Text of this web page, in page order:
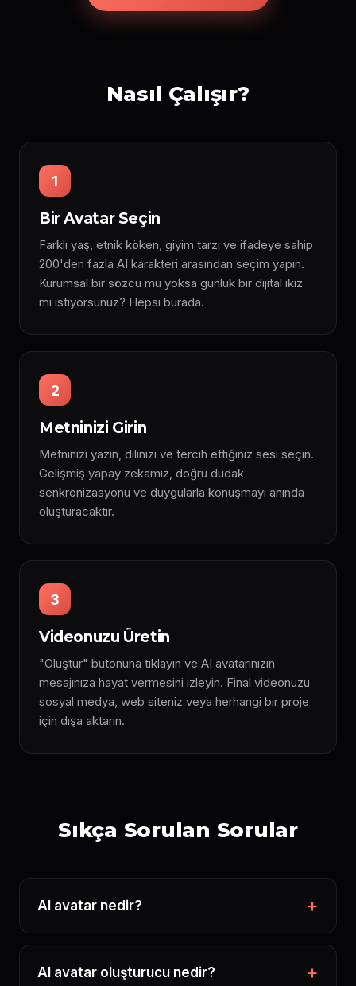
Nasıl Çalışır?
1
Bir Avatar Seçin
Farklı yaş, etnik köken, giyim tarzı ve ifadeye sahip
200'den fazla AI karakteri arasından seçim yapın.
Kurumsal bir sözcü mü yoksa günlük bir dijital ikiz
mi istiyorsunuz? Hepsi burada.
2
Metninizi Girin
Metninizi yazın, dilinizi ve tercih ettiğiniz sesi seçin.
Gelişmiş yapay zekamız, doğru dudak
senkronizasyonu ve duygularla konuşmayı anında
oluşturacaktır.
3
Videonuzu Üretin
"Oluştur" butonuna tıklayın ve AI avatarınızın
mesajınıza hayat vermesini izleyin. Final videonuzu
sosyal medya, web siteniz veya herhangi bir proje
için dışa aktarın.
Sıkça Sorulan Sorular
AI avatar nedir?
AI avatar oluşturucu nedir?